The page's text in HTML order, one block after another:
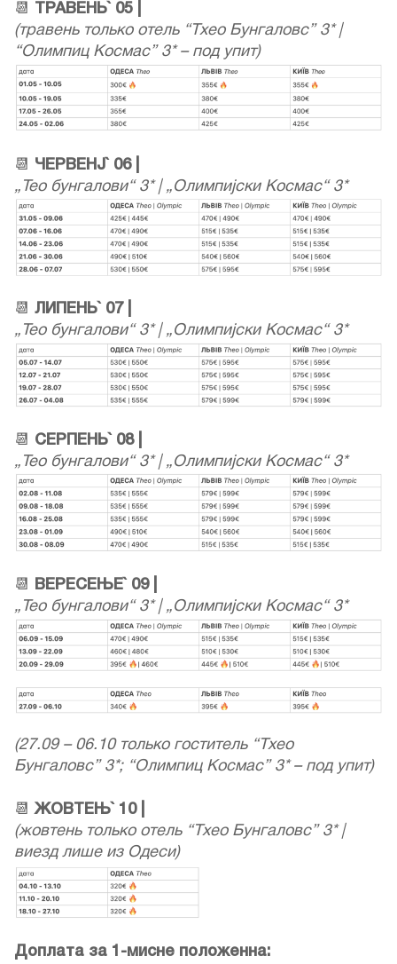
📆 ТРАВЕНЬ` 05 |
(травень только отель “Тхео Бунгаловс” 3* |
“Олимпиц Космас” 3* – под упит)
📆 ЧЕРВЕНЈ` 06 |
„Тео бунгалови“ 3* | „Олимпијски Космас“ 3*
📆 ЛИПЕНЬ` 07 |
„Тео бунгалови“ 3* | „Олимпијски Космас“ 3*
📆 СЕРПЕНЬ` 08 |
„Тео бунгалови“ 3* | „Олимпијски Космас“ 3*
📆 ВЕРЕСЕЊЕ` 09 |
„Тео бунгалови“ 3* | „Олимпијски Космас“ 3*
(27.09 – 06.10 только гоститель “Тхео
Бунгаловс” 3*; “Олимпиц Космас” 3* – под упит)
📆ЖОВТЕЊ` 10 |
(жовтень только отель “Тхео Бунгаловс” 3* |
виезд лише из Одеси)
Доплата за 1-мисне положенна: